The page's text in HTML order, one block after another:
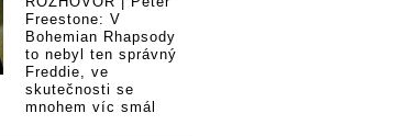
Freestone: V
Bohemian Rhapsody
to nebyl ten správný
Freddie, ve
skutečnosti se
mnohem víc smál